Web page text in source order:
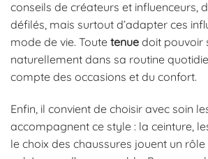
conseils de créateurs et influenceurs,
défilés, mais surtout d’adapter ces
mode de vie. Toute tenue doit pouvoir
naturellement dans sa routine
compte des occasions et du confort.
Enfin, il convient de choisir avec soin
accompagnent ce style : la ceinture,
le choix des chaussures jouent un